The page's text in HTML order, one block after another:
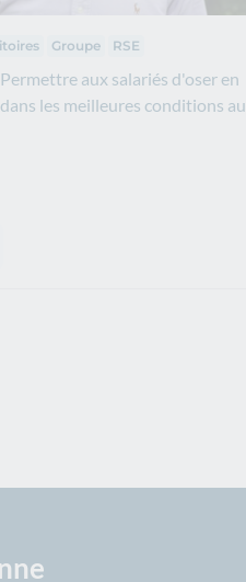
Groupe RSE
aux salariés d'oser en
les meilleures conditions au
: